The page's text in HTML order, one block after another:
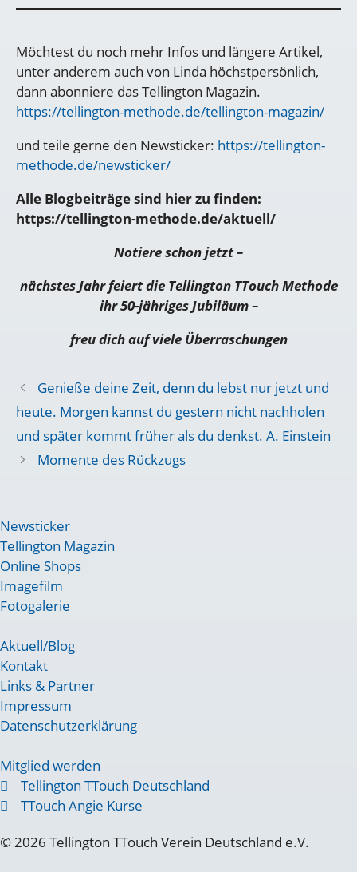
Möchtest du noch mehr Infos und längere Artikel,
unter anderem auch von Linda höchstpersönlich,
dann abonniere das Tellington Magazin.
https://tellington-methode.de/tellington-magazin/
und teile gerne den Newsticker: https://tellington-
methode.de/newsticker/
Alle Blogbeiträge sind hier zu finden:
https://tellington-methode.de/aktuell/
Notiere schon jetzt –
nächstes Jahr feiert die Tellington TTouch Methode
ihr 50-jähriges Jubiläum –
freu dich auf viele Überraschungen
Genieße deine Zeit, denn du lebst nur jetzt und
heute. Morgen kannst du gestern nicht nachholen
und später kommt früher als du denkst. A. Einstein
Momente des Rückzugs
Newsticker
Tellington Magazin
Online Shops
Imagefilm
Fotogalerie
Aktuell/Blog
Kontakt
Links & Partner
Impressum
Datenschutzerklärung
Mitglied werden
Tellington TTouch Deutschland
TTouch Angie Kurse
© 2026 Tellington TTouch Verein Deutschland e.V.